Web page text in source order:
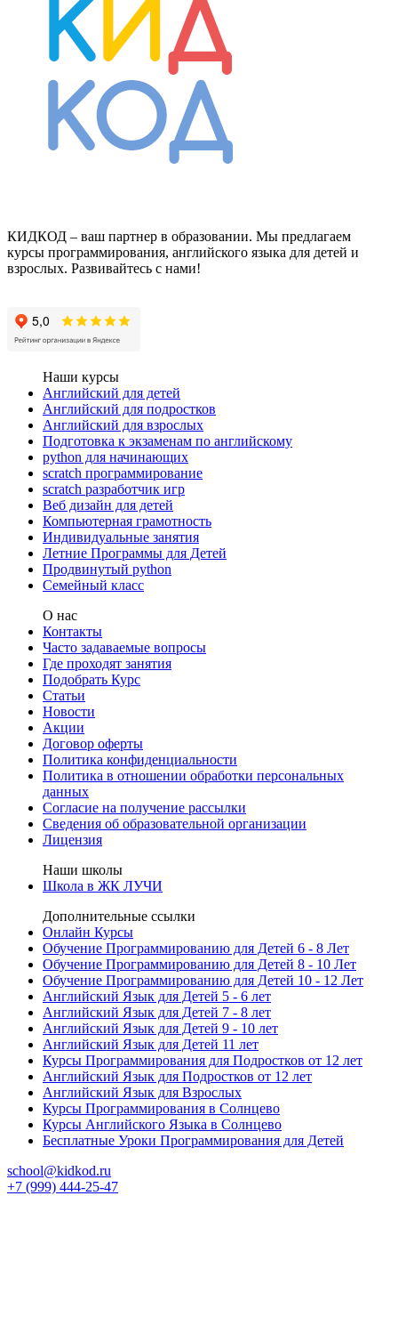
КИДКОД – ваш партнер в образовании. Мы предлагаем
курсы программирования, английского языка для детей и
взрослых. Развивайтесь с нами!
Наши курсы
Английский для детей
Английский для подростков
Английский для взрослых
Подготовка к экзаменам по английскому
python для начинающих
scratch программирование
scratch разработчик игр
Веб дизайн для детей
Компьютерная грамотность
Индивидуальные занятия
Летние Программы для Детей
Продвинутый python
Семейный класс
О нас
Контакты
Часто задаваемые вопросы
Где проходят занятия
Подобрать Курс
Статьи
Новости
Акции
Договор оферты
Политика конфиденциальности
Политика в отношении обработки персональных
данных
Согласие на получение рассылки
Сведения об образовательной организации
Лицензия
Наши школы
Школа в ЖК ЛУЧИ
Дополнительные ссылки
Онлайн Курсы
Обучение Программированию для Детей 6 - 8 Лет
Обучение Программированию для Детей 8 - 10 Лет
Обучение Программированию для Детей 10 - 12 Лет
Английский Язык для Детей 5 - 6 лет
Английский Язык для Детей 7 - 8 лет
Английский Язык для Детей 9 - 10 лет
Английский Язык для Детей 11 лет
Курсы Программирования для Подростков от 12 лет
Английский Язык для Подростков от 12 лет
Английский Язык для Взрослых
Курсы Программирования в Солнцево
Курсы Английского Языка в Солнцево
Бесплатные Уроки Программирования для Детей
school@kidkod.ru
+7 (999) 444-25-47